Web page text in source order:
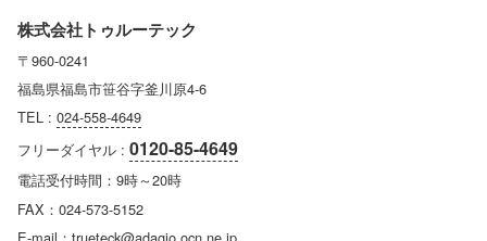
株式会社トゥルーテック
〒960-0241
福島県福島市笹谷字釜川原4-6
TEL : 024-558-4649
フリーダイヤル : 0120-85-4649
電話受付時間：9時～20時
FAX：024-573-5152
E-mail：trueteck@adagio.ocn.ne.jp